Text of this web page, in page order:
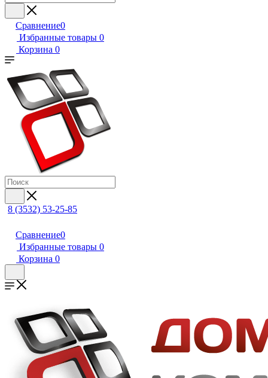
Сравнение0
Избранные товары 0
Корзина 0
8 (3532) 53-25-85
Сравнение0
Избранные товары 0
Корзина 0